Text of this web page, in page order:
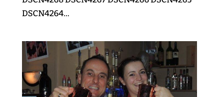
DSCN4264...